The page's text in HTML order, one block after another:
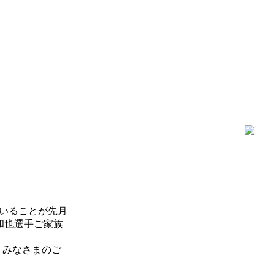
ることが先月
也選手ご家族
なさまのご